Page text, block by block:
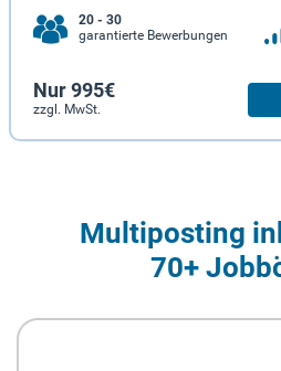
20 - 30
garantierte Bewerbungen
Nur 995€
zzgl. MwSt.
Multiposting
70+